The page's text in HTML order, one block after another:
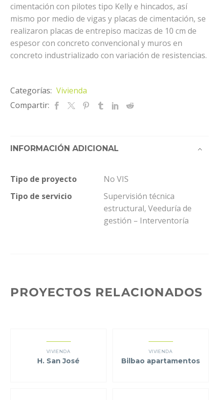
cimentación con pilotes tipo Kelly e hincados, así
mismo por medio de vigas y placas de cimentación, se
realizaron placas de entrepiso macizas de 10 cm de
espesor con concreto convencional y muros en
concreto industrializado con variación de resistencias.
Categorías: Vivienda
Compartir:
INFORMACIÓN ADICIONAL
Tipo de proyecto
No VIS
Tipo de servicio
Supervisión técnica
estructural, Veeduría de
gestión – Interventoría
PROYECTOS RELACIONADOS
VIVIENDA
H. San José
VIVIENDA
Bilbao apartamentos